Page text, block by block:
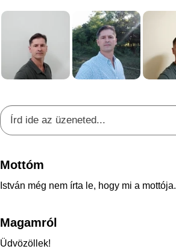
Mottóm
István még nem írta le, hogy mi a mottója.
Magamról
Üdvözöllek!